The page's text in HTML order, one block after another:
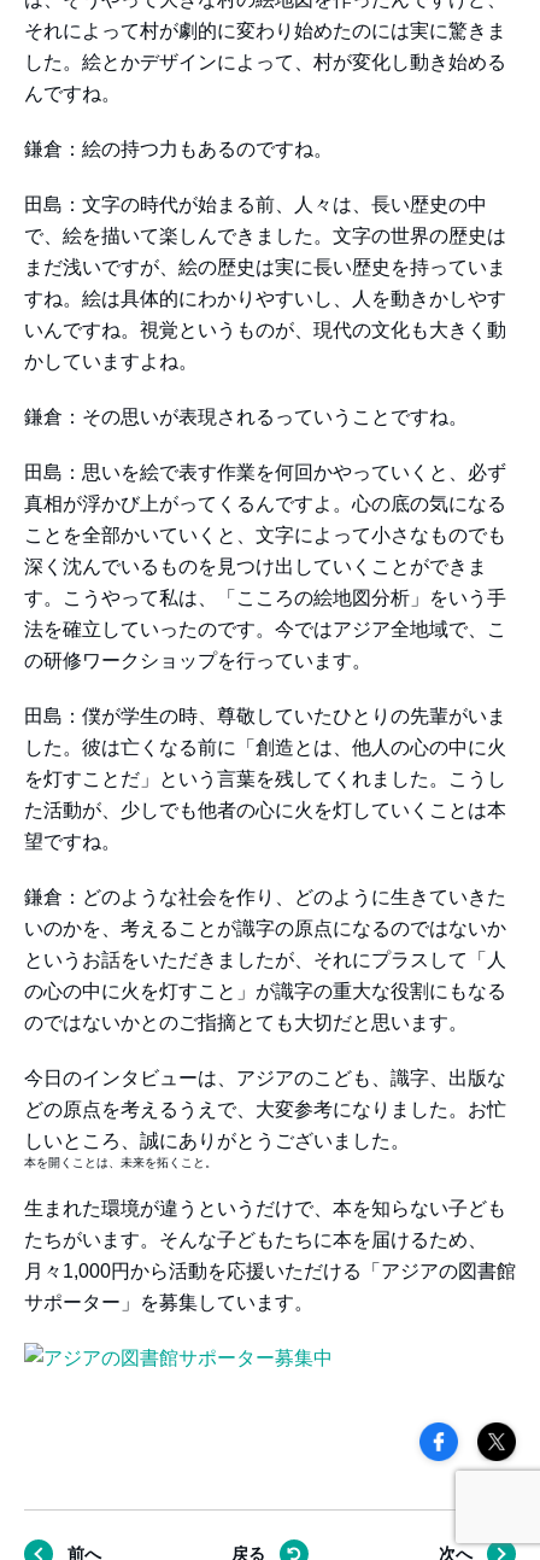
それによって村が劇的に変わり始めたのには実に驚きま
した。絵とかデザインによって、村が変化し動き始める
んですね。
鎌倉：絵の持つ力もあるのですね。
田島：文字の時代が始まる前、人々は、長い歴史の中
で、絵を描いて楽しんできました。文字の世界の歴史は
まだ浅いですが、絵の歴史は実に長い歴史を持っていま
すね。絵は具体的にわかりやすいし、人を動きかしやす
いんですね。視覚というものが、現代の文化も大きく動
かしていますよね。
鎌倉：その思いが表現されるっていうことですね。
田島：思いを絵で表す作業を何回かやっていくと、必ず
真相が浮かび上がってくるんですよ。心の底の気になる
ことを全部かいていくと、文字によって小さなものでも
深く沈んでいるものを見つけ出していくことができま
す。こうやって私は、「こころの絵地図分析」をいう手
法を確立していったのです。今ではアジア全地域で、こ
の研修ワークショップを行っています。
田島：僕が学生の時、尊敬していたひとりの先輩がいま
した。彼は亡くなる前に「創造とは、他人の心の中に火
を灯すことだ」という言葉を残してくれました。こうし
た活動が、少しでも他者の心に火を灯していくことは本
望ですね。
鎌倉：どのような社会を作り、どのように生きていきた
いのかを、考えることが識字の原点になるのではないか
というお話をいただきましたが、それにプラスして「人
の心の中に火を灯すこと」が識字の重大な役割にもなる
のではないかとのご指摘とても大切だと思います。
今日のインタビューは、アジアのこども、識字、出版な
どの原点を考えるうえで、大変参考になりました。お忙
しいところ、誠にありがとうございました。
本を開くことは、未来を拓くこと。
生まれた環境が違うというだけで、本を知らない子ども
たちがいます。そんな子どもたちに本を届けるため、
月々1,000円から活動を応援いただける「アジアの図書館
サポーター」を募集しています。
前へ 戻る 次へ